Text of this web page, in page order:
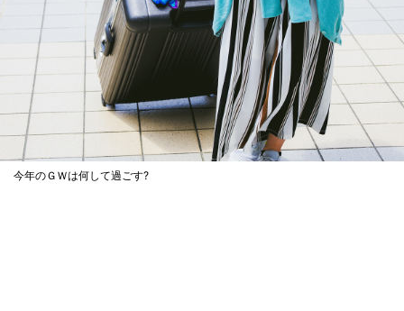
今年のＧＷは何して過ごす?